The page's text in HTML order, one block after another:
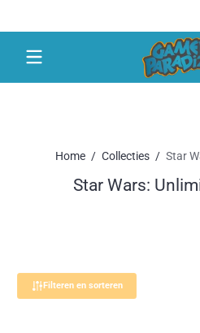
Home Collecties Star
Star Wars:
Filteren en sorteren